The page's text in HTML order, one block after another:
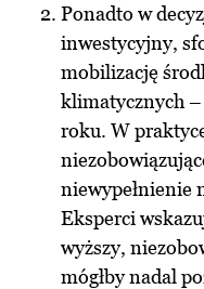
Ponadto w
inwestycyjny,
mobilizację
klimatycznych
roku. W
niewypełnienie
Eksperci
wyższy,
mógłby nadal